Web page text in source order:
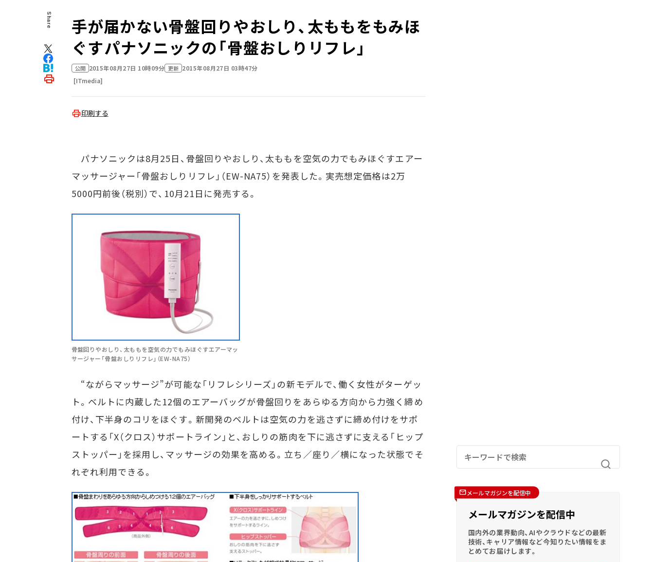
Share
手が届かない骨盤回りやおしり、太ももをもみほ
ぐす――パナソニックの「骨盤おしりリフレ」
公開 2015年08月27日 10時09分 更新 2015年08月27日 03時47分
[ITmedia]
印刷する
パナソニックは8月25日、骨盤回りやおしり、太ももを空気の力でもみほぐすエアー
マッサージャー「骨盤おしりリフレ」（EW-NA75）を発表した。実売想定価格は2万
5000円前後（税別）で、10月21日に発売する。
骨盤回りやおしり、太ももを空気の力でもみほぐすエアーマッ
サージャー「骨盤おしりリフレ」（EW-NA75）
“ながらマッサージ”が可能な「リフレシリーズ」の新モデルで、働く女性がターゲッ
ト。ベルトに内蔵した12個のエアーバッグが骨盤回りをあらゆる方向から力強く締め
付け、下半身のコリをほぐす。新開発のベルトは空気の力を逃さずに締め付けをサポ
ートする「X（クロス）サポートライン」と、おしりの筋肉を下に逃さずに支える「ヒップ
ストッパー」を採用し、マッサージの効果を高める。立ち／座り／横になった状態でそ
れぞれ利用できる。
メールマガジンを配信中
メールマガジンを配信中
国内外の業界動向、AIやクラウドなどの最新
技術、キャリア情報など今知りたい情報をま
とめてお届けします。